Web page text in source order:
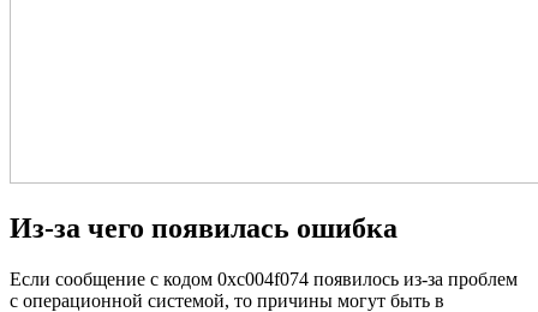
Из-за чего появилась ошибка
Если сообщение с кодом 0xc004f074 появилось из-за проблем
с операционной системой, то причины могут быть в